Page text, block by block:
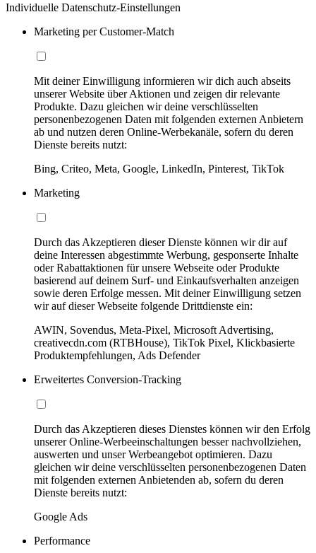
Individuelle Datenschutz-Einstellungen
Marketing per Customer-Match
Mit deiner Einwilligung informieren wir dich auch abseits
unserer Website über Aktionen und zeigen dir relevante
Produkte. Dazu gleichen wir deine verschlüsselten
personenbezogenen Daten mit folgenden externen Anbietern
ab und nutzen deren Online-Werbekanäle, sofern du deren
Dienste bereits nutzt:
Bing, Criteo, Meta, Google, LinkedIn, Pinterest, TikTok
Marketing
Durch das Akzeptieren dieser Dienste können wir dir auf
deine Interessen abgestimmte Werbung, gesponserte Inhalte
oder Rabattaktionen für unsere Webseite oder Produkte
basierend auf deinem Surf- und Einkaufsverhalten anzeigen
sowie deren Erfolge messen. Mit deiner Einwilligung setzen
wir auf dieser Webseite folgende Drittdienste ein:
AWIN, Sovendus, Meta-Pixel, Microsoft Advertising,
creativecdn.com (RTBHouse), TikTok Pixel, Klickbasierte
Produktempfehlungen, Ads Defender
Erweitertes Conversion-Tracking
Durch das Akzeptieren dieses Dienstes können wir den Erfolg
unserer Online-Werbeeinschaltungen besser nachvollziehen,
auswerten und unser Werbeangebot optimieren. Dazu
gleichen wir deine verschlüsselten personenbezogenen Daten
mit folgenden externen Anbietenden ab, sofern du deren
Dienste bereits nutzt:
Google Ads
Performance